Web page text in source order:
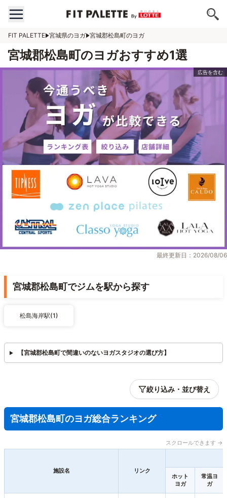
FIT PALETTE 宮城県のヨガ 宮城郡松島町のヨガ
宮城郡松島町のヨガおすすめ1選
最終更新日：2026/08/06
宮城郡松島町でジムを駅から探す
松島海岸駅(1)
【宮城郡松島町で間違いのないヨガスタジオの選び方】
絞り込み・並び替え
宮城郡松島町のヨガ総合ランキング
スクロールできます →
施設名 リンク
ホット
ヨガ
常温ヨ
ガ